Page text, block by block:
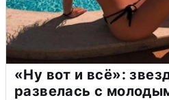
«Ну вот и всё»:
развелась с